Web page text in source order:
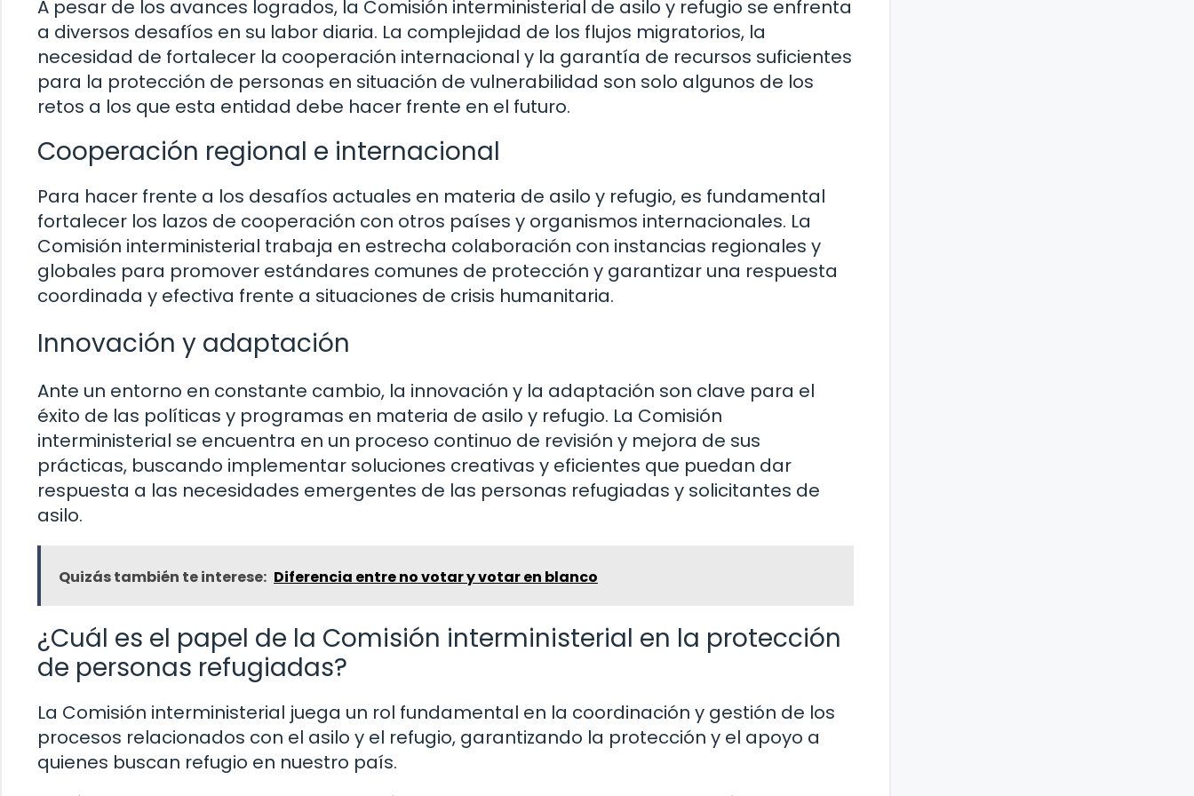
A pesar de los avances logrados, la Comisión interministerial de asilo y refugio se enfrenta
a diversos desafíos en su labor diaria. La complejidad de los flujos migratorios, la
necesidad de fortalecer la cooperación internacional y la garantía de recursos suficientes
para la protección de personas en situación de vulnerabilidad son solo algunos de los
retos a los que esta entidad debe hacer frente en el futuro.
Cooperación regional e internacional
Para hacer frente a los desafíos actuales en materia de asilo y refugio, es fundamental
fortalecer los lazos de cooperación con otros países y organismos internacionales. La
Comisión interministerial trabaja en estrecha colaboración con instancias regionales y
globales para promover estándares comunes de protección y garantizar una respuesta
coordinada y efectiva frente a situaciones de crisis humanitaria.
Innovación y adaptación
Ante un entorno en constante cambio, la innovación y la adaptación son clave para el
éxito de las políticas y programas en materia de asilo y refugio. La Comisión
interministerial se encuentra en un proceso continuo de revisión y mejora de sus
prácticas, buscando implementar soluciones creativas y eficientes que puedan dar
respuesta a las necesidades emergentes de las personas refugiadas y solicitantes de
asilo.
Quizás también te interese: Diferencia entre no votar y votar en blanco
¿Cuál es el papel de la Comisión interministerial en la protección
de personas refugiadas?
La Comisión interministerial juega un rol fundamental en la coordinación y gestión de los
procesos relacionados con el asilo y el refugio, garantizando la protección y el apoyo a
quienes buscan refugio en nuestro país.